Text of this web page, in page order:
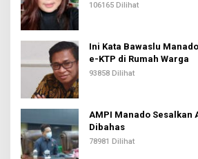
106165 Dilihat
Ini Kata Bawaslu
e-KTP di Rumah Warga
93858 Dilihat
AMPI Manado Sesalkan
Dibahas
78981 Dilihat